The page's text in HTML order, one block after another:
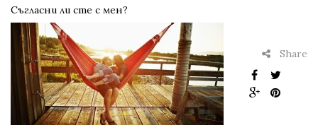
Съгласни ли сте с мен?
Share